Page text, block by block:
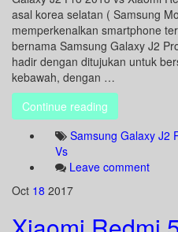
asal korea selatan ( Samsung
memperkenalkan smartphone
bernama Samsung Galaxy J2
hadir dengan ditujukan untuk
kebawah, dengan …
Continue reading
Samsung Galaxy J2
Vs
Leave comment
Oct 18 2017